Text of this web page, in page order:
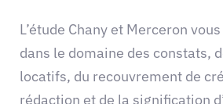
L’étude Chany et Merceron
dans le domaine des constats,
locatifs, du recouvrement de
rédaction et de la signification